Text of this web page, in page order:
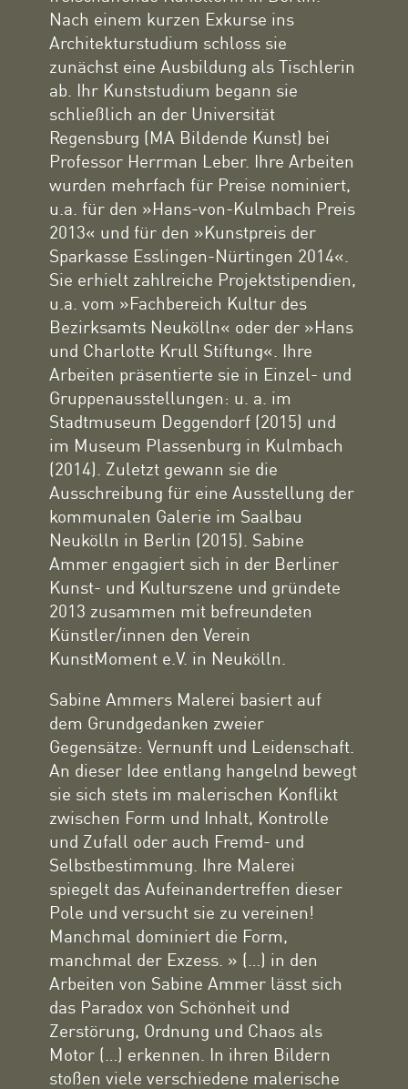
Nach einem kurzen Exkurse ins
Architekturstudium schloss sie
zunächst eine Ausbildung als Tischlerin
ab. Ihr Kunststudium begann sie
schließlich an der Universität
Regensburg (MA Bildende Kunst) bei
Professor Herrman Leber. Ihre Arbeiten
wurden mehrfach für Preise nominiert,
u.a. für den »Hans-von-Kulmbach Preis
2013« und für den »Kunstpreis der
Sparkasse Esslingen-Nürtingen 2014«.
Sie erhielt zahlreiche Projektstipendien,
u.a. vom »Fachbereich Kultur des
Bezirksamts Neukölln« oder der »Hans
und Charlotte Krull Stiftung«. Ihre
Arbeiten präsentierte sie in Einzel- und
Gruppenausstellungen: u. a. im
Stadtmuseum Deggendorf (2015) und
im Museum Plassenburg in Kulmbach
(2014). Zuletzt gewann sie die
Ausschreibung für eine Ausstellung der
kommunalen Galerie im Saalbau
Neukölln in Berlin (2015). Sabine
Ammer engagiert sich in der Berliner
Kunst- und Kulturszene und gründete
2013 zusammen mit befreundeten
Künstler/innen den Verein
KunstMoment e.V. in Neukölln.
Sabine Ammers Malerei basiert auf
dem Grundgedanken zweier
Gegensätze: Vernunft und Leidenschaft.
An dieser Idee entlang hangelnd bewegt
sie sich stets im malerischen Konflikt
zwischen Form und Inhalt, Kontrolle
und Zufall oder auch Fremd- und
Selbstbestimmung. Ihre Malerei
spiegelt das Aufeinandertreffen dieser
Pole und versucht sie zu vereinen!
Manchmal dominiert die Form,
manchmal der Exzess. » (…) in den
Arbeiten von Sabine Ammer lässt sich
das Paradox von Schönheit und
Zerstörung, Ordnung und Chaos als
Motor (…) erkennen. In ihren Bildern
stoßen viele verschiedene malerische